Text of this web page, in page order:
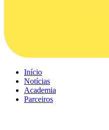
Início
Notícias
Academia
Parceiros